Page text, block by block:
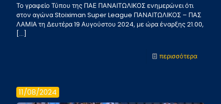
Το γραφείο Τύπου της ΠΑΕ ΠΑΝΑΙΤΩΛΙΚΟΣ ενημερώνει ότι
στον αγώνα Stoiximan Super League ΠΑΝΑΙΤΩΛΙΚΟΣ – ΠΑΣ
ΛΑΜΙΑ τη Δευτέρα 19 Αυγούστου 2024, με ώρα έναρξης 21.00,
[…]
περισσότερα-
11/08/2024